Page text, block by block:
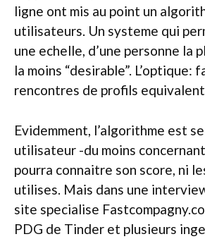
ligne ont mis au point un
utilisateurs. Un systeme qui
une echelle, d’une personne la
la moins “desirable”. L’optique:
rencontres de profils
Evidemment, l’algorithme est
utilisateur -du moins
pourra connaitre son score, ni
utilises. Mais dans une
site specialise
PDG de Tinder et plusieurs